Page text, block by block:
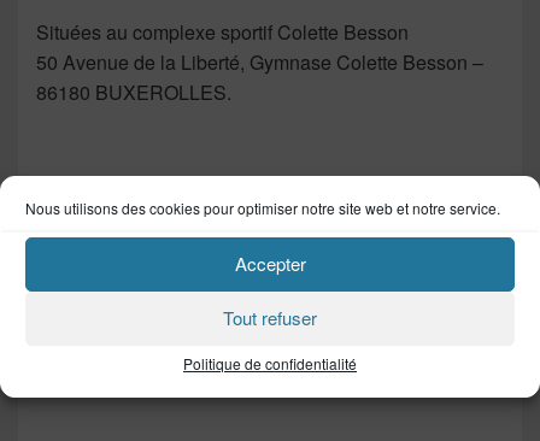
Nous utilisons des cookies pour optimiser notre site web et notre service.
Accepter
Tout refuser
Politique de confidentialité
Situées au complexe sportif Colette Besson
50 Avenue de la Liberté, Gymnase Colette Besson –
86180 BUXEROLLES.